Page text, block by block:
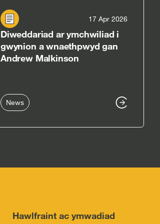
17 Apr 2026
Diweddariad ar ymchwiliad i
gwynion a wnaethpwyd gan
Andrew Malkinson
News
Hawlfraint ac ymwadiad